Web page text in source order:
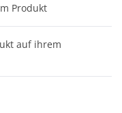
Produkt
auf ihrem